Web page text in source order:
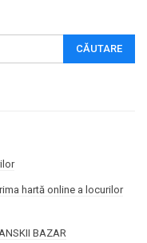
hartă online a locurilor
BAZAR